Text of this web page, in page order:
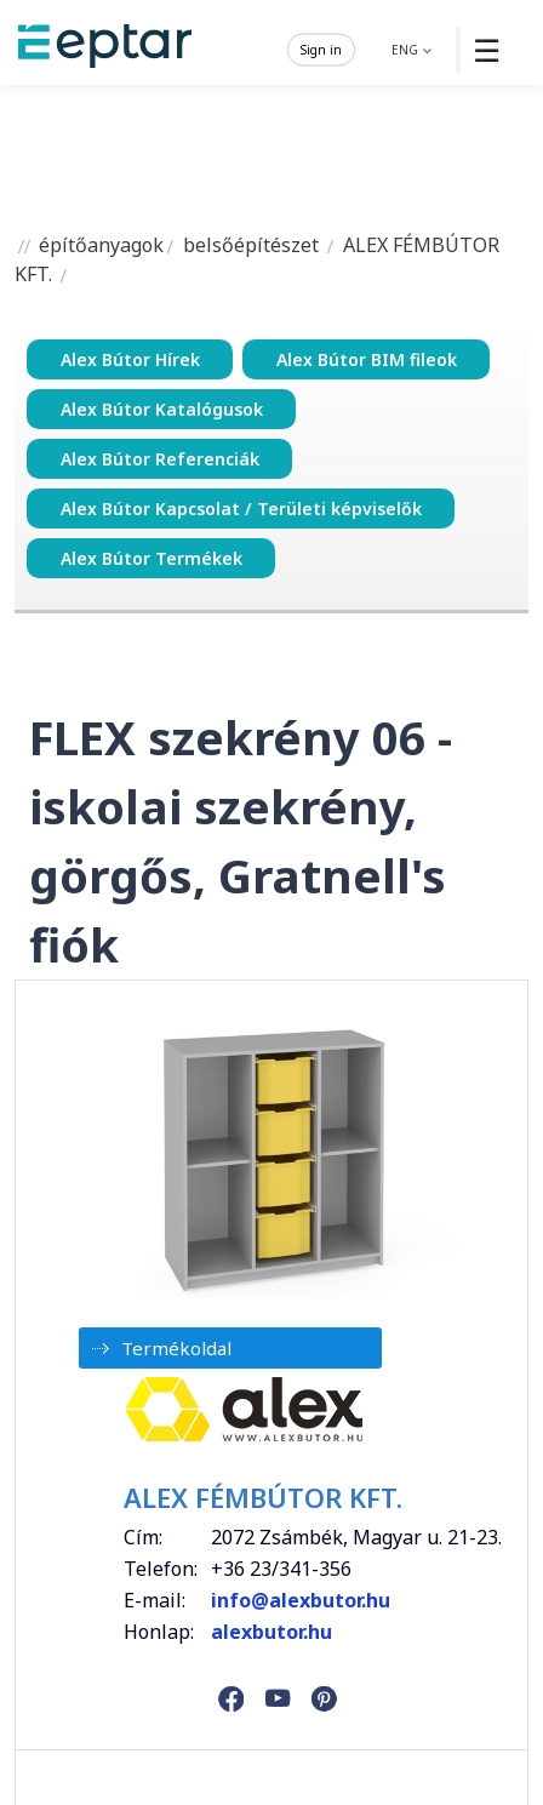
☰
ENG
Sign in
építőanyagok belsőépítészet
ALEX FÉMBÚTOR
KFT.
Alex Bútor Hírek Alex Bútor BIM fileok
Alex Bútor Katalógusok
Alex Bútor Referenciák
Alex Bútor Kapcsolat / Területi képviselők
Alex Bútor Termékek
FLEX szekrény 06 -
iskolai szekrény,
görgős, Gratnell's
fiók
Termékoldal
ALEX FÉMBÚTOR KFT.
Cím:
2072 Zsámbék, Magyar u. 21-23.
Telefon: +36 23/341-356
E-mail:
info@alexbutor.hu
Honlap:
alexbutor.hu